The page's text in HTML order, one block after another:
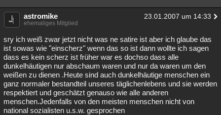
astromike 23.01.2007 um 14:33
ehemaliges Mitglied
sry ich weiß zwar jetzt nicht was ne satire ist aber ich glaube das
ist sowas wie "einscherz" wenn das so ist dann wollte ich sagen
dass es kein scherz ist früher war es dochso dass alle
dunkelhäutigen nur abschaum waren und nur da waren um den
weißen zu dienen .Heute sind auch dunkelhäutige menschen ein
ganz normaler bestandteil unseres täglichenlebens und sie werden
respektiert und geschätzt genauso wie alle anderen
menschen.Jedenfalls von den meisten menschen nicht von
national sozialisten u.s.w. gesprochen